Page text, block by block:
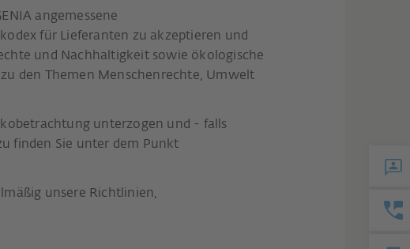
angemessene
für Lieferanten zu akzeptieren und
und Nachhaltigkeit sowie ökologische
den Themen Menschenrechte, Umwelt
unterzogen und - falls
finden Sie unter dem Punkt
unsere Richtlinien,